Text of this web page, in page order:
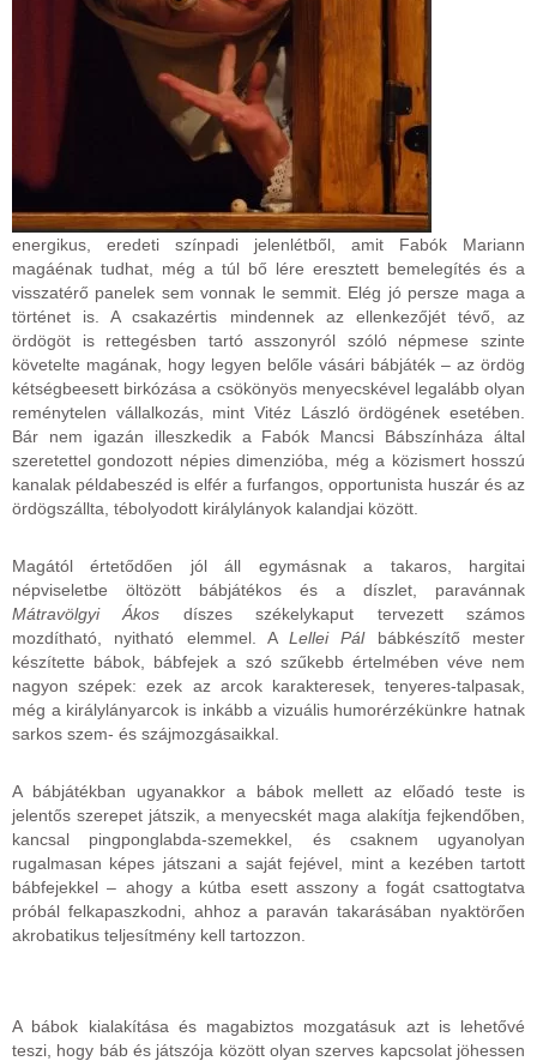
energikus, eredeti színpadi jelenlétből, amit Fabók Mariann
magáénak tudhat, még a túl bő lére eresztett bemelegítés és a
visszatérő panelek sem vonnak le semmit. Elég jó persze maga a
történet is. A csakazértis mindennek az ellenkezőjét tévő, az
ördögöt is rettegésben tartó asszonyról szóló népmese szinte
követelte magának, hogy legyen belőle vásári bábjáték – az ördög
kétségbeesett birkózása a csökönyös menyecskével legalább olyan
reménytelen vállalkozás, mint Vitéz László ördögének esetében.
Bár nem igazán illeszkedik a Fabók Mancsi Bábszínháza által
szeretettel gondozott népies dimenzióba, még a közismert hosszú
kanalak példabeszéd is elfér a furfangos, opportunista huszár és az
ördögszállta, tébolyodott királylányok kalandjai között.
Magától értetődően jól áll egymásnak a takaros, hargitai
népviseletbe öltözött bábjátékos és a díszlet, paravánnak
Mátravölgyi Ákos díszes székelykaput tervezett számos
mozdítható, nyitható elemmel. ALellei Pálbábkészítő mester
készítette bábok, bábfejek a szó szűkebb értelmében véve nem
nagyon szépek: ezek az arcok karakteresek, tenyeres-talpasak,
még a királylányarcok is inkább a vizuális humorérzékünkre hatnak
sarkos szem- és szájmozgásaikkal.
A bábjátékban ugyanakkor a bábok mellett az előadó teste is
jelentős szerepet játszik, a menyecskét maga alakítja fejkendőben,
kancsal pingponglabda-szemekkel, és csaknem ugyanolyan
rugalmasan képes játszani a saját fejével, mint a kezében tartott
bábfejekkel – ahogy a kútba esett asszony a fogát csattogtatva
próbál felkapaszkodni, ahhoz a paraván takarásában nyaktörően
akrobatikus teljesítmény kell tartozzon.
A bábok kialakítása és magabiztos mozgatásuk azt is lehetővé
teszi, hogy báb és játszója között olyan szerves kapcsolat jöhessen